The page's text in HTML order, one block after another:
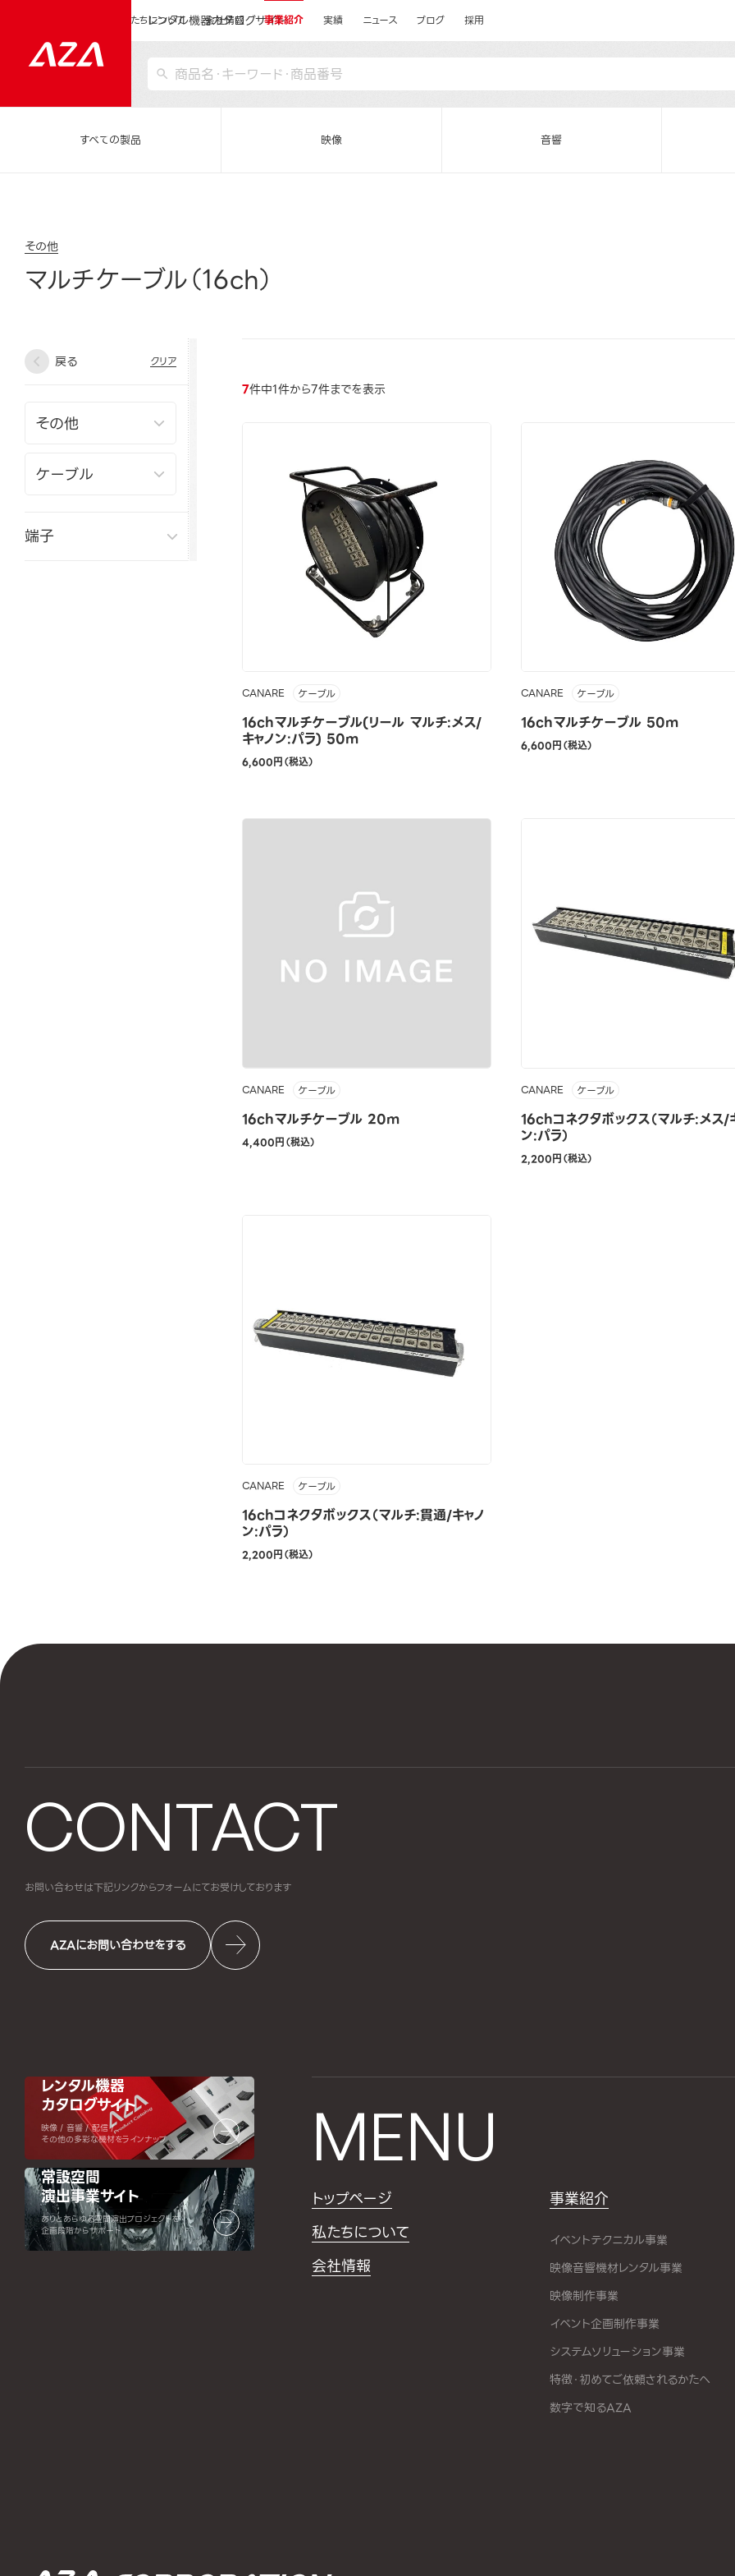
レンタル機器カタログサイト
私たちについて 会社情報 事業紹介 実績 ニュース ブログ 採用
すべての製品 映像 音響
その他
マルチケーブル（16ch）
戻る クリア
端子
7件中1件から7件までを表示
CANARE ケーブル
16chマルチケーブル(リール マルチ:メス/
キャノン:パラ) 50m
6,600円（税込）
CANARE ケーブル
16chマルチケーブル 50m
6,600円（税込）
CANARE ケーブル
16chマルチケーブル 20m
4,400円（税込）
CANARE ケーブル
16chコネクタボックス（マルチ:メス/
ン:パラ）
2,200円（税込）
CANARE ケーブル
16chコネクタボックス（マルチ:貫通/キャノ
ン:パラ）
2,200円（税込）
CONTACT
お問い合わせは下記リンクからフォームにてお受けしております
AZAにお問い合わせをする
レンタル機器
カタログサイト
映像 / 音響 / 配信 /
その他の多彩な機材をラインナップ
常設空間
演出事業サイト
ありとあらゆる空間演出プロジェクトを
企画段階からサポート
MENU
トップページ
私たちについて
会社情報
事業紹介
イベントテクニカル事業
映像音響機材レンタル事業
映像制作事業
イベント企画制作事業
システムソリューション事業
特徴・初めてご依頼されるかたへ
数字で知るAZA